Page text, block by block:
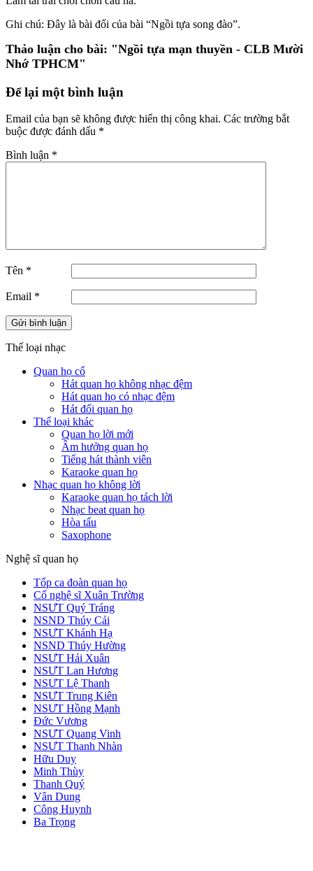
Ghi chú: Đây là bài đối của bài “Ngồi tựa song đào”.
Thảo luận cho bài: "Ngồi tựa mạn thuyền - CLB Mười
Nhớ TPHCM"
Để lại một bình luận
Email của bạn sẽ không được hiển thị công khai. Các trường bắt
buộc được đánh dấu *
Bình luận *
Tên *
Email *
Thế loại nhạc
Quan họ cổ
Hát quan họ không nhạc đệm
Hát quan họ có nhạc đệm
Hát đối quan họ
Thể loại khác
Quan họ lời mới
Âm hưởng quan họ
Tiếng hát thành viên
Karaoke quan họ
Nhạc quan họ không lời
Karaoke quan họ tách lời
Nhạc beat quan họ
Hòa tấu
Saxophone
Nghệ sĩ quan họ
Tốp ca đoàn quan họ
Cố nghệ sĩ Xuân Trường
NSƯT Quý Tráng
NSND Thúy Cải
NSƯT Khánh Hạ
NSND Thúy Hường
NSƯT Hải Xuân
NSƯT Lan Hương
NSƯT Lệ Thanh
NSƯT Trung Kiên
NSƯT Hồng Mạnh
Đức Vương
NSƯT Quang Vinh
NSƯT Thanh Nhàn
Hữu Duy
Minh Thùy
Thanh Quý
Vân Dung
Công Huynh
Ba Trọng